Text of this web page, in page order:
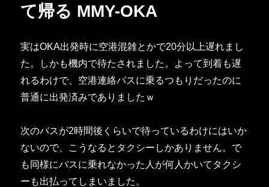
て帰る MMY-OKA
実はOKA出発時に空港混雑とかで20分以上遅れまし
た。しかも機内で待たされました。よって到着も遅
れるわけで、空港連絡バスに乗るつもりだったのに
普通に出発済みでありましたｗ
次のバスが2時間後くらいで待っているわけにはいか
ないので、こうなるとタクシーしかありません。で
も同様にバスに乗れなかった人が何人かいてタクシ
ーも出払ってしまいました。